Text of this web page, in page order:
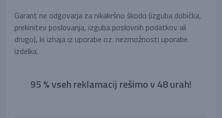
Garant ne odgovarja za nikakršno škodo (izguba dobička,
prekinitev poslovanja, izguba poslovnih podatkov ali
drugo), ki izhaja iz uporabe oz. nezmožnosti uporabe
izdelka.
95 % vseh reklamacij rešimo v 48 urah!